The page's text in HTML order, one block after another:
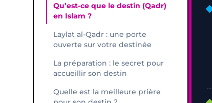
Qu’est-ce que le destin (Qadr)
en Islam ?
Laylat al-Qadr : une porte
ouverte sur votre destinée
La préparation : le secret pour
accueillir son destin
Quelle est la meilleure prière